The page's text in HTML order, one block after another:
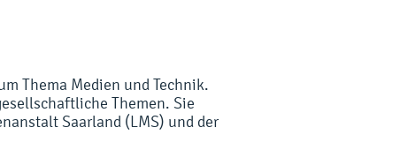
Thema Medien und Technik.
Themen. Sie
Saarland (LMS) und der